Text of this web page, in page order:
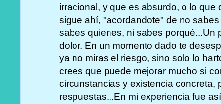
irracional, y que es absurdo, o lo que
sigue ahí, "acordandote" de no
sabes quienes, ni sabes porqué...Un
dolor. En un momento dado te
ya no miras el riesgo, sino solo lo
crees que puede mejorar mucho si
circunstancias y existencia concreta,
respuestas...En mi experiencia fue